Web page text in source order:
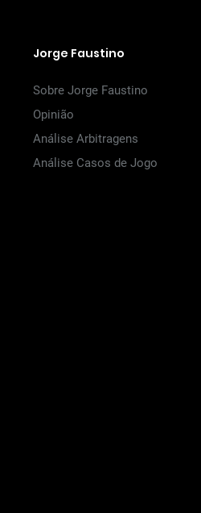
Jorge Faustino
Sobre Jorge Faustino
Opinião
Análise Arbitragens
Análise Casos de Jogo